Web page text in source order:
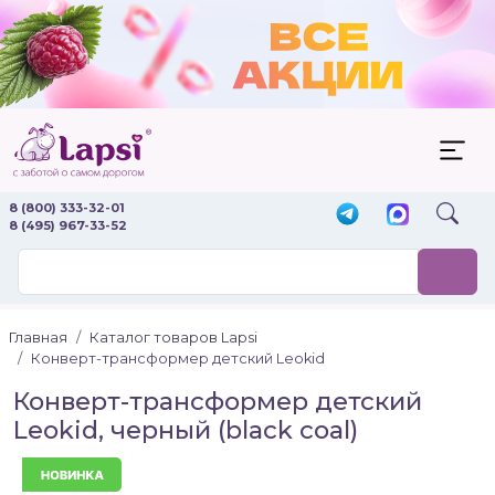
8 (800) 333-32-01
8 (495) 967-33-52
Главная
Каталог товаров Lapsi
Конверт-трансформер детский Leokid
Конверт-трансформер детский
Leokid, черный (black coal)